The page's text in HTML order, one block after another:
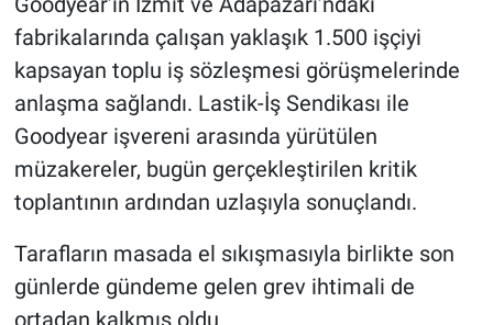
fabrikalarında çalışan yaklaşık 1.500 işçiyi
kapsayan toplu iş sözleşmesi görüşmelerinde
anlaşma sağlandı. Lastik-İş Sendikası ile
Goodyear işvereni arasında yürütülen
müzakereler, bugün gerçekleştirilen kritik
toplantının ardından uzlaşıyla sonuçlandı.
Tarafların masada el sıkışmasıyla birlikte son
günlerde gündeme gelen grev ihtimali de